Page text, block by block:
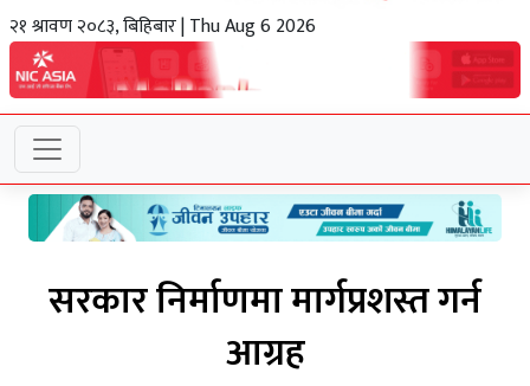
२१ श्रावण २०८३, बिहिबार | Thu Aug 6 2026
सरकार निर्माणमा मार्गप्रशस्त गर्न
आग्रह